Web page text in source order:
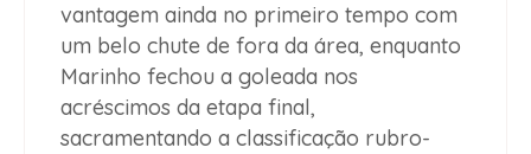
vantagem ainda no primeiro tempo com
um belo chute de fora da área, enquanto
Marinho fechou a goleada nos
acréscimos da etapa final,
sacramentando a classificação rubro-